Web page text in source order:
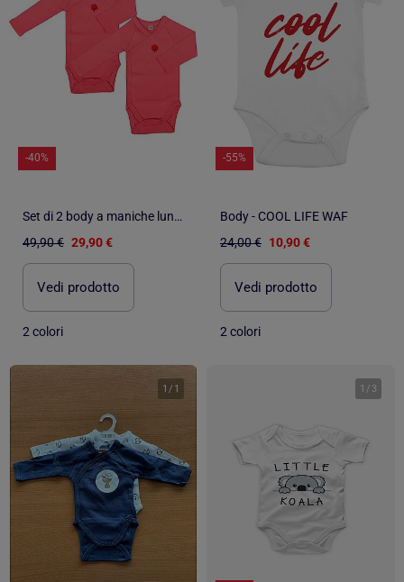
-40%
Set di 2 body a maniche lunghe in cotone biologico
49,90 € 29,90 €
Vedi prodotto
2 colori
-55%
Body - COOL LIFE WAF
24,00 € 10,90 €
Vedi prodotto
2 colori
1 / 1 1 / 3